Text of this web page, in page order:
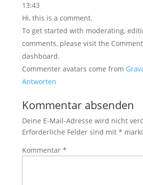
13:43
Hi, this is a comment.
To get started with moderating,
comments, please visit the
dashboard.
Commenter avatars come from
Antworten
Kommentar absenden
Deine E-Mail-Adresse wird nicht
Erforderliche Felder sind mit *
Kommentar *